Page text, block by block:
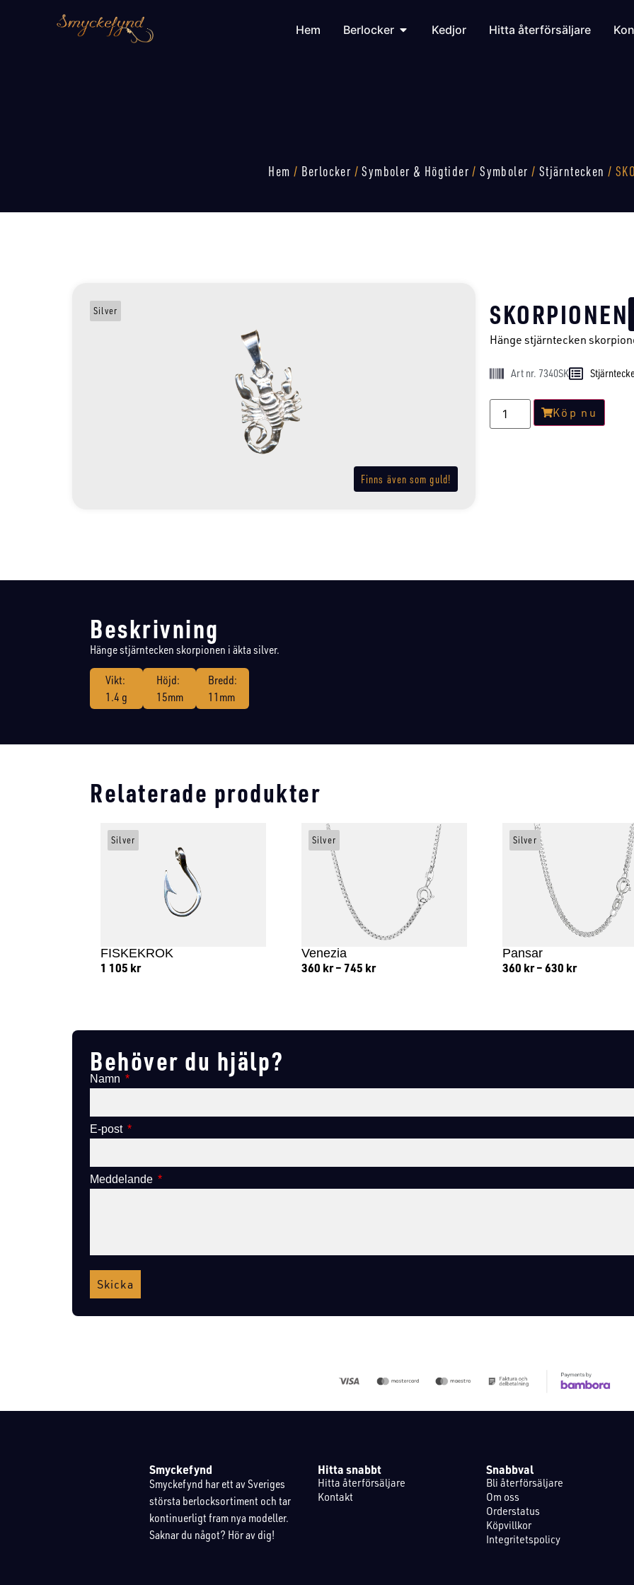
Hem Berlocker Kedjor Hitta återförsäljare
Hem / Berlocker /Symboler & Högtider /Symboler / Stjärntecken /
Finns även som guld!
Silver SKORPIONEN
Hänge stjärntecken
Art nr. 7340SK
Köp nu
Beskrivning
Hänge stjärntecken skorpionen i äkta silver.
Vikt:
1.4 g
Höjd:
15mm
Bredd:
11mm
Relaterade produkter
FISKEKROK
1 105 kr
Silver
Venezia
360 kr –745 kr
Silver
Pansar
360 kr –630 kr
Silver
Behöver du hjälp?
Namn
E-post
Meddelande
Skicka
Smyckefynd
Smyckefynd har ett av Sveriges
största berlocksortiment och tar
kontinuerligt fram nya modeller.
Saknar du något? Hör av dig!
Hitta snabbt
Hitta återförsäljare
Kontakt
Snabbval
Bli återförsäljare
Om oss
Orderstatus
Köpvillkor
Integritetspolicy